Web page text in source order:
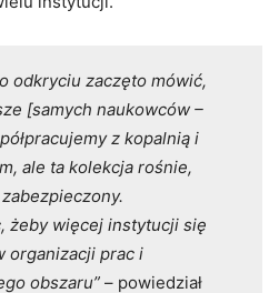
odkryciu zaczęto mówić,
[samych naukowców –
z kopalnią i
ale ta kolekcja rośnie,
żeby więcej instytucji się
organizacji prac i
obszaru”– powiedział